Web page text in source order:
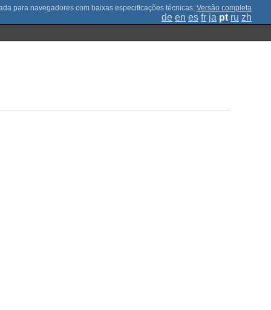
; Versão completa
de en es fr ja pt ru zh